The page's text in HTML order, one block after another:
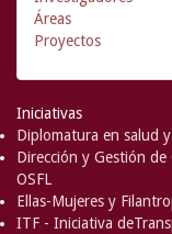
Áreas
Proyectos
Iniciativas
Diplomatura en salud
Dirección y Gestión de
OSFL
Ellas-Mujeres y
ITF - Iniciativa